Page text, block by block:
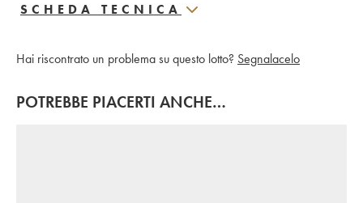
SCHEDA TECNICA
Hai riscontrato un problema su questo lotto? Segnalacelo
POTREBBE PIACERTI ANCHE…